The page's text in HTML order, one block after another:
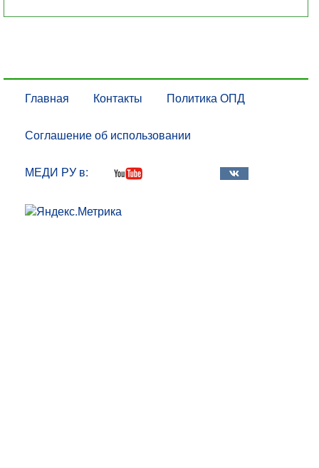
Главная Контакты Политика ОПД
Соглашение об использовании
МЕДИ РУ в: